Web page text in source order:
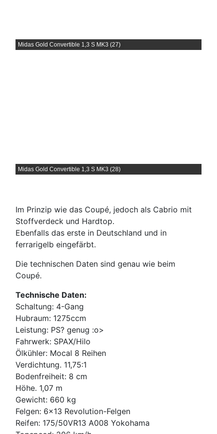
Midas Gold Convertible 1,3 S MK3 (27)
Midas Gold Convertible 1,3 S MK3 (28)
Im Prinzip wie das Coupé, jedoch als Cabrio mit
Stoffverdeck und Hardtop.
Ebenfalls das erste in Deutschland und in
ferrarigelb eingefärbt.
Die technischen Daten sind genau wie beim
Coupé.
Technische Daten:
Schaltung: 4-Gang
Hubraum: 1275ccm
Leistung: PS? genug :o>
Fahrwerk: SPAX/Hilo
Ölkühler: Mocal 8 Reihen
Verdichtung. 11,75:1
Bodenfreiheit: 8 cm
Höhe. 1,07 m
Gewicht: 660 kg
Felgen: 6×13 Revolution-Felgen
Reifen: 175/50VR13 A008 Yokohama